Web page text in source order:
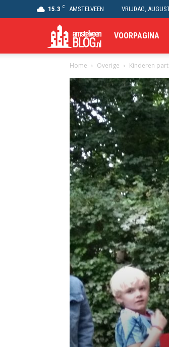
15.3 C AMSTELVEEN VRIJDAG,
Amstelveen
Blog
VOORPAGINA
Home Overige Kinderen